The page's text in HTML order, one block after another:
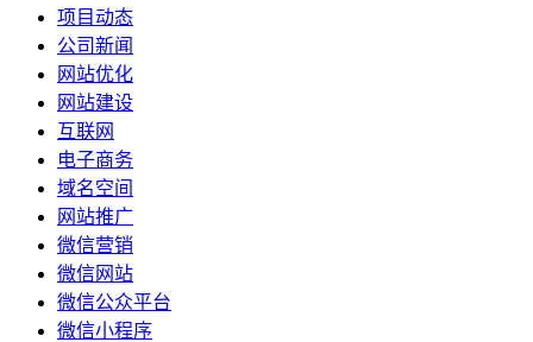
项目动态
公司新闻
网站优化
网站建设
互联网
电子商务
域名空间
网站推广
微信营销
微信网站
微信公众平台
微信小程序